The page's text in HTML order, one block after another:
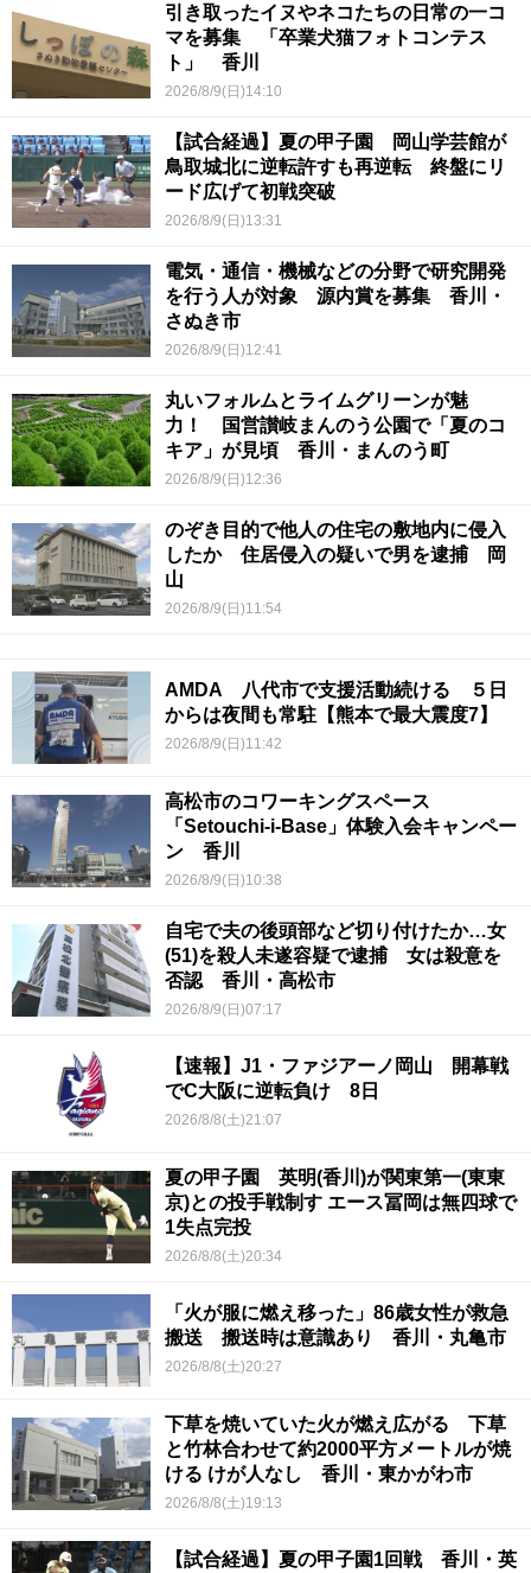
引き取ったイヌやネコたちの日常の一コ
マを募集 「卒業犬猫フォトコンテス
ト」 香川
2026/8/9(日)14:10
【試合経過】夏の甲子園 岡山学芸館が
鳥取城北に逆転許すも再逆転 終盤にリ
ード広げて初戦突破
2026/8/9(日)13:31
電気・通信・機械などの分野で研究開発
を行う人が対象 源内賞を募集 香川・
さぬき市
2026/8/9(日)12:41
丸いフォルムとライムグリーンが魅
力！ 国営讃岐まんのう公園で「夏のコ
キア」が見頃 香川・まんのう町
2026/8/9(日)12:36
のぞき目的で他人の住宅の敷地内に侵入
したか 住居侵入の疑いで男を逮捕 岡
山
2026/8/9(日)11:54
AMDA 八代市で支援活動続ける ５日
からは夜間も常駐【熊本で最大震度7】
2026/8/9(日)11:42
高松市のコワーキングスペース
「Setouchi-i-Base」体験入会キャンペー
ン 香川
2026/8/9(日)10:38
自宅で夫の後頭部など切り付けたか…女
(51)を殺人未遂容疑で逮捕 女は殺意を
否認 香川・高松市
2026/8/9(日)07:17
【速報】J1・ファジアーノ岡山 開幕戦
でC大阪に逆転負け 8日
2026/8/8(土)21:07
夏の甲子園 英明(香川)が関東第一(東東
京)との投手戦制す エース冨岡は無四球で
1失点完投
2026/8/8(土)20:34
「火が服に燃え移った」86歳女性が救急
搬送 搬送時は意識あり 香川・丸亀市
2026/8/8(土)20:27
下草を焼いていた火が燃え広がる 下草
と竹林合わせて約2000平方メートルが焼
ける けが人なし 香川・東かがわ市
2026/8/8(土)19:13
【試合経過】夏の甲子園1回戦 香川・英